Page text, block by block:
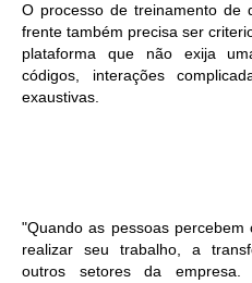
O processo de treinamento de
frente também precisa ser
plataforma que não exija
códigos, interações
exaustivas.
"Quando as pessoas
realizar seu trabalho, a
outros setores da